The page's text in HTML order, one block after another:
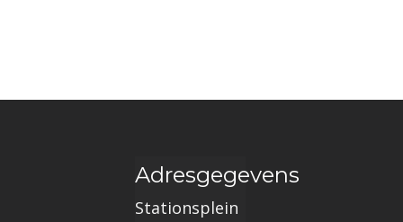
Adresgegevens
Stationsplein